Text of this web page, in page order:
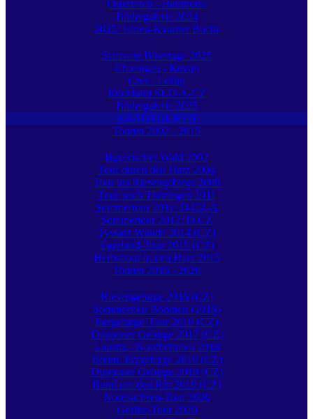
Österreich - Heimreise
Bildergalerie 2024
2025: Istrien-Kvarner Bucht
Startseite Bikertage 2025
Chiemgau - Rovinj
Cres - Lošinj
Rückfahrt SLO-A-CZ
Bildergalerie 2025
KRADTOUREN
Touren 2002 - 2015
Bayerischer Wald 2002
Tour durch den Harz 2004
Tour ins Riesengebirge 2009
Tour nach Thüringen 2011
Sommertour 2011: D-CZ-A
Sommertour 2012: D-CZ
Tyssaer Wände 2014 (CZ)
Egerland-Tour 2015 (CZ)
Herbsttour in den Harz 2015
Touren 2016 - 2020
Riesengebirge 2016 (CZ)
Sommertour Böhmen (2016)
Isergebirge-Tour 2016 (CZ)
Duppauer Gebirge 2017 (CZ)
Lausitz - Nordböhmen 2018
Böhm. Erzgebirge 2019 (CZ)
Duppauer Gebirge 2019 (CZ)
Rund um den Říp 2019 (CZ)
Nordsachsen-Tour 2020
Görlitz-Tour 2020